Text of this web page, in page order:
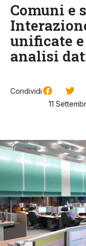
Comuni e
unificate
analisi
Condividi
11